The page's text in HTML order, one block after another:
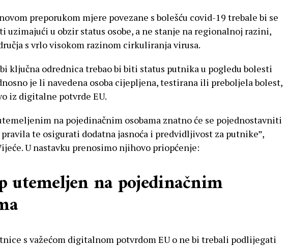
preporukom mjere povezane s bolešću covid-19 trebale bi se
uzimajući u obzir status osobe, a ne stanje na regionalnoj razini,
s vrlo visokom razinom cirkuliranja virusa.
ključna odrednica trebao bi biti status putnika u pogledu bolesti
je li navedena osoba cijepljena, testirana ili preboljela bolest,
iz digitalne potvrde EU.
na pojedinačnim osobama znatno će se pojednostavniti
te osigurati dodatna jasnoća i predvidljivost za putnike”,
U nastavku prenosimo njihovo priopćenje:
utemeljen na pojedinačnim
s važećom digitalnom potvrdom EU o ne bi trebali podlijegati